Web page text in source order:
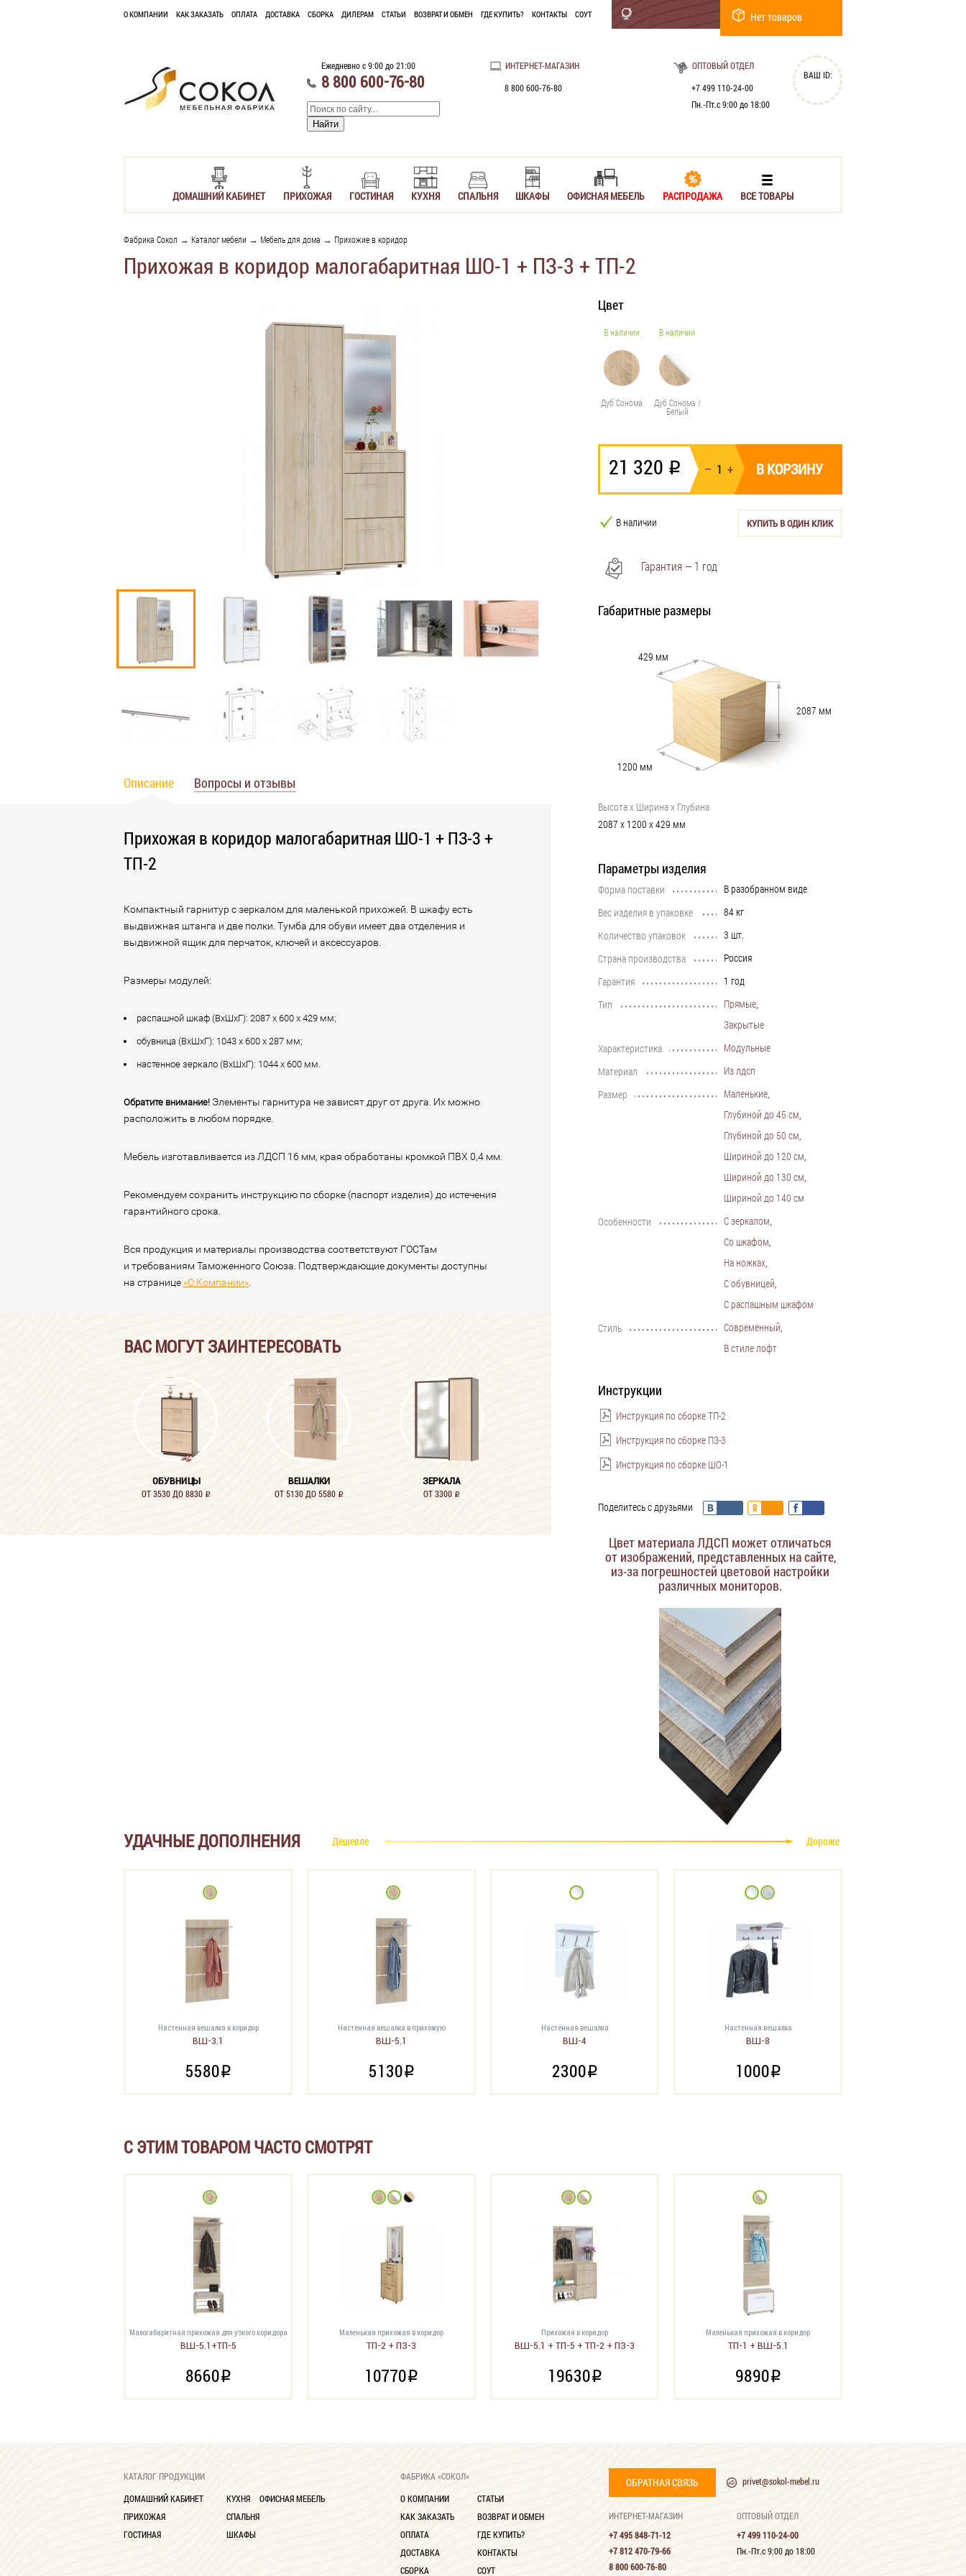
О КОМПАНИИ КАК ЗАКАЗАТЬ ОПЛАТА ДОСТАВКА СБОРКА ДИЛЕРАМ СТАТЬИ ВОЗВРАТ И ОБМЕН ГДЕ КУПИТЬ? КОНТАКТЫ СОУТ Нет товаров
Ежедневно с 9:00 до 21:00
8 800 600-76-80
ИНТЕРНЕТ-МАГАЗИН
8 800 600-76-80
ОПТОВЫЙ ОТДЕЛ
+7 499 110-24-00
Пн.-Пт.с 9:00 до 18:00
ВАШ ID:
ДОМАШНИЙ КАБИНЕТ ПРИХОЖАЯ ГОСТИНАЯ КУХНЯ СПАЛЬНЯ ШКАФЫ ОФИСНАЯ МЕБЕЛЬ РАСПРОДАЖА ВСЕ ТОВАРЫ
Фабрика Сокол → Каталог мебели → Мебель для дома → Прихожие в коридор
Прихожая в коридор малогабаритная ШО-1 + ПЗ-3 + ТП-2
Описание Вопросы и отзывы
Прихожая в коридор малогабаритная ШО-1 + ПЗ-3 +
ТП-2
Компактный гарнитур с зеркалом для маленькой прихожей. В шкафу есть
выдвижная штанга и две полки. Тумба для обуви имеет два отделения и
выдвижной ящик для перчаток, ключей и аксессуаров.
Размеры модулей:
распашной шкаф (ВхШхГ): 2087 х 600 х 429 мм;
обувница (ВхШхГ): 1043 х 600 х 287 мм;
настенное зеркало (ВхШхГ): 1044 х 600 мм.
Обратите внимание! Элементы гарнитура не зависят друг от друга. Их можно
расположить в любом порядке.
Мебель изготавливается из ЛДСП 16 мм, края обработаны кромкой ПВХ 0,4 мм.
Рекомендуем сохранить инструкцию по сборке (паспорт изделия) до истечения
гарантийного срока.
Вся продукция и материалы производства соответствуют ГОСТам
и требованиям Таможенного Союза. Подтверждающие документы доступны
на странице «О Компании»
ВАС МОГУТ ЗАИНТЕРЕСОВАТЬ
ОБУВНИЦЫ
ОТ 3530 ДО 8830 i
ВЕШАЛКИ
ОТ 5130 ДО 5580 i
ЗЕРКАЛА
ОТ 3300 i
Цвет
В наличии
Дуб Сонома
В наличии
Дуб Сонома /
Белый
21 320 i В КОРЗИНУ
В наличии КУПИТЬ В ОДИН КЛИК
Гарантия — 1 год
Габаритные размеры
1200 мм
429 мм
2087 мм
Высота х Ширина х Глубина
2087 х 1200 х429 мм
Параметры изделия
Форма поставки В разобранном виде
Вес изделия в упаковке 84 кг
Количество упаковок 3 шт.
Страна производства Россия
Гарантия 1 год
Тип Прямые,
Закрытые
Характеристика Модульные
Материал Из лдсп
Размер Маленькие,
Глубиной до 45 см,
Глубиной до 50 см,
Шириной до 120 см,
Шириной до 130 см,
Шириной до 140 см
Особенности С зеркалом,
Со шкафом,
На ножках,
С обувницей,
С распашным шкафом
Стиль Современный,
В стиле лофт
Инструкции
Инструкция по сборке ТП-2
Инструкция по сборке ПЗ-3
Инструкция по сборке ШО-1
Поделитесь с друзьями
Цвет материала ЛДСП может отличаться
от изображений, представленных на сайте,
из-за погрешностей цветовой настройки
различных мониторов.
УДАЧНЫЕ ДОПОЛНЕНИЯ Дешевле Дороже
Настенная вешалка в коридор
ВШ-3.1
5580i
Настенная вешалка в прихожую
ВШ-5.1
5130i
Настенная вешалка
ВШ-4
2300i
Настенная вешалка
ВШ-8
1000i
С ЭТИМ ТОВАРОМ ЧАСТО СМОТРЯТ
Малогабаритная прихожая для узкого коридора
ВШ-5.1+ТП-5
8660i
Маленькая прихожая в коридор
ТП-2 + ПЗ-3
10770i
Прихожая в коридор
ВШ-5.1 + ТП-5 + ТП-2 + ПЗ-3
19630i
Маленькая прихожая в коридор
ТП-1 + ВШ-5.1
9890i
КАТАЛОГ ПРОДУКЦИИ
ДОМАШНИЙ КАБИНЕТ
ПРИХОЖАЯ
ГОСТИНАЯ
КУХНЯ
СПАЛЬНЯ
ШКАФЫ
ОФИСНАЯ МЕБЕЛЬ
ФАБРИКА «СОКОЛ»
О КОМПАНИИ
КАК ЗАКАЗАТЬ
ОПЛАТА
ДОСТАВКА
СБОРКА
СТАТЬИ
ВОЗВРАТ И ОБМЕН
ГДЕ КУПИТЬ?
КОНТАКТЫ
СОУТ
ОБРАТНАЯ СВЯЗЬ privet@sokol-mebel.ru
ИНТЕРНЕТ-МАГАЗИН
+7 495 848-71-12
+7 812 470-79-66
8 800 600-76-80
ОПТОВЫЙ ОТДЕЛ
+7 499 110-24-00
Пн.-Пт.с 9:00 до 18:00